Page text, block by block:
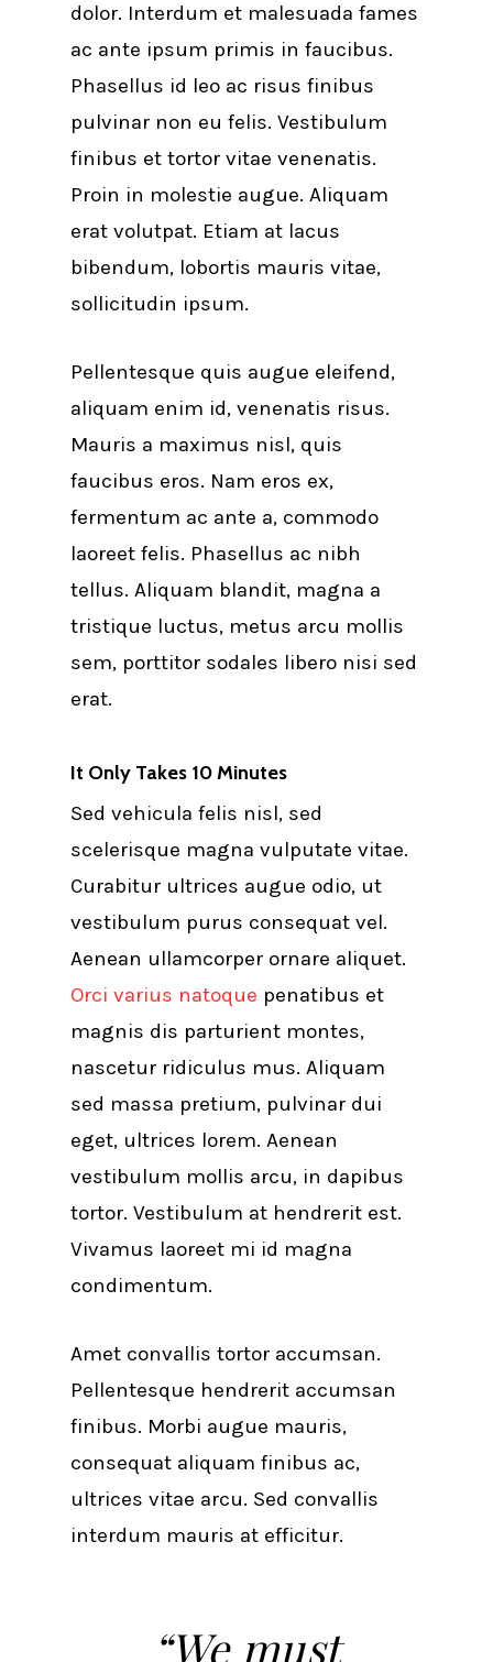
dolor. Interdum et malesuada fames
ac ante ipsum primis in faucibus.
Phasellus id leo ac risus finibus
pulvinar non eu felis. Vestibulum
finibus et tortor vitae venenatis.
Proin in molestie augue. Aliquam
erat volutpat. Etiam at lacus
bibendum, lobortis mauris vitae,
sollicitudin ipsum.
Pellentesque quis augue eleifend,
aliquam enim id, venenatis risus.
Mauris a maximus nisl, quis
faucibus eros. Nam eros ex,
fermentum ac ante a, commodo
laoreet felis. Phasellus ac nibh
tellus. Aliquam blandit, magna a
tristique luctus, metus arcu mollis
sem, porttitor sodales libero nisi sed
erat.
It Only Takes 10 Minutes
Sed vehicula felis nisl, sed
scelerisque magna vulputate vitae.
Curabitur ultrices augue odio, ut
vestibulum purus consequat vel.
Aenean ullamcorper ornare aliquet.
Orci varius natoque penatibus et
magnis dis parturient montes,
nascetur ridiculus mus. Aliquam
sed massa pretium, pulvinar dui
eget, ultrices lorem. Aenean
vestibulum mollis arcu, in dapibus
tortor. Vestibulum at hendrerit est.
Vivamus laoreet mi id magna
condimentum.
Amet convallis tortor accumsan.
Pellentesque hendrerit accumsan
finibus. Morbi augue mauris,
consequat aliquam finibus ac,
ultrices vitae arcu. Sed convallis
interdum mauris at efficitur.
“We must